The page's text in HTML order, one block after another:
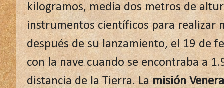
kilogramos, medía dos metros de
instrumentos científicos para realizar
después de su lanzamiento, el 19 de
con la nave cuando se encontraba a
distancia de la Tierra. Lamisión